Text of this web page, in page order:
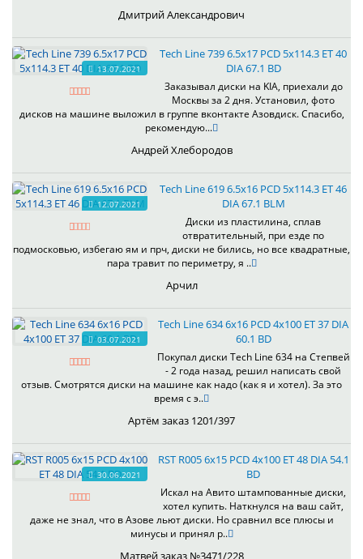
Дмитрий Александрович
13.07.2021
Tech Line 739 6.5x17 PCD 5x114.3 ET 40
DIA 67.1 BD
Заказывал диски на KIA, приехали до
Москвы за 2 дня. Установил, фото
дисков на машине выложил в группе вконтакте Азовдиск. Спасибо,
рекомендую...
Андрей Хлебородов
12.07.2021
Tech Line 619 6.5x16 PCD 5x114.3 ET 46
DIA 67.1 BLM
Диски из пластилина, сплав
отвратительный, при езде по
подмосковью, избегаю ям и прч, диски не бились, но все квадратные,
пара травит по периметру, я ..
Арчил
03.07.2021
Tech Line 634 6x16 PCD 4x100 ET 37 DIA
60.1 BD
Покупал диски Tech Line 634 на Степвей
- 2 года назад, решил написать свой
отзыв. Смотрятся диски на машине как надо (как я и хотел). За это
время с э..
Артём заказ 1201/397
30.06.2021
RST R005 6x15 PCD 4x100 ET 48 DIA 54.1
BD
Искал на Авито штампованные диски,
хотел купить. Наткнулся на ваш сайт,
даже не знал, что в Азове льют диски. Но сравнил все плюсы и
минусы и принял р..
Матвей заказ №3471/228